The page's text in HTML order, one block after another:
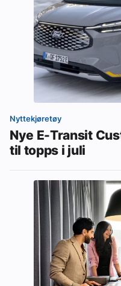
Nyttekjøretøy
Nye E-Transit
til topps i juli